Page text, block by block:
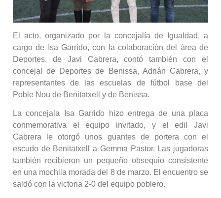
El acto, organizado por la concejalía de Igualdad, a
cargo de Isa Garrido, con la colaboración del área de
Deportes, de Javi Cabrera, contó también con el
concejal de Deportes de Benissa, Adrián Cabrera, y
representantes de las escuelas de fútbol base del
Poble Nou de Benitatxell y de Benissa.
La concejala Isa Garrido hizo entrega de una placa
conmemorativa el equipo invitado, y el edil Javi
Cabrera le otorgó unos guantes de portera con el
escudo de Benitatxell a Gemma Pastor. Las jugadoras
también recibieron un pequeño obsequio consistente
en una mochila morada del 8 de marzo. El encuentro se
saldó con la victoria 2-0 del equipo poblero.